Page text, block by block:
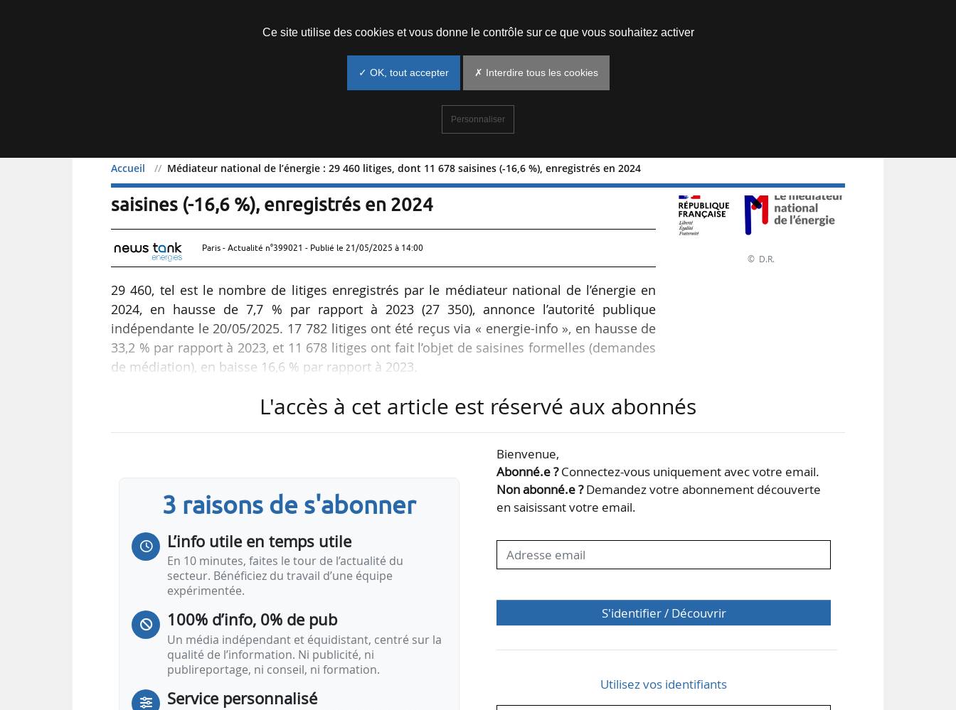
Accueil Médiateur national de l’énergie : 29 460 litiges, dont 11 678 saisines (-16,6 %), enregistrés en 2024
Médiateur national de l’énergie : 29 460 litiges, dont 11 678
saisines (-16,6 %), enregistrés en 2024
Paris - Actualité n°399021 - Publié le 21/05/2025 à 14:00
29 460, tel est le nombre de litiges enregistrés par le médiateur national de l’énergie en
2024, en hausse de 7,7 % par rapport à 2023 (27 350), annonce l’autorité publique
indépendante le 20/05/2025. 17 782 litiges ont été reçus via « energie-info », en hausse de
33,2 % par rapport à 2023, et 11 678 litiges ont fait l’objet de saisines formelles (demandes
de médiation), en baisse 16,6 % par rapport à 2023.
« La baisse du nombre de saisines en médiation depuis la fin de la crise des prix de
7 942 recommandations de solutions ont été émises en 2024, intégralement suivies dans…
© D.R.
L'accès à cet article est réservé aux abonnés
3 raisons de s'abonner
L’info utile en temps utile
En 10 minutes, faites le tour de l’actualité du
secteur. Bénéficiez du travail d’une équipe
expérimentée.
100% d’info, 0% de pub
Un média indépendant et équidistant, centré sur la
qualité de l’information. Ni publicité, ni
publireportage, ni conseil, ni formation.
Service personnalisé
Bienvenue,
Abonné.e ?Connectez-vous uniquement avec votre email.
Non abonné.e ?Demandez votre abonnement découverte
en saisissant votre email.
S'identifier / Découvrir
Utilisez vos identifiants
Ce site utilise des cookies et vous donne le contrôle sur ce que vous souhaitez activer
✓ OK, tout accepter ✗ Interdire tous les cookies
Personnaliser